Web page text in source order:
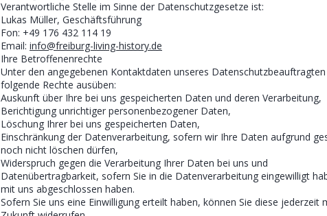
Verantwortliche Stelle im Sinne der Datenschutzgesetze ist:
Lukas Müller, Geschäftsführung
Fon: +49 176 432 114 19
Email: info@freiburg-living-history.de
Ihre Betroffenenrechte
Unter den angegebenen Kontaktdaten unseres
folgende Rechte ausüben:
Auskunft über Ihre bei uns gespeicherten Daten und deren Verarbeitung,
Berichtigung unrichtiger personenbezogener Daten,
Löschung Ihrer bei uns gespeicherten Daten,
Einschränkung der Datenverarbeitung, sofern wir Ihre Daten aufgrund
noch nicht löschen dürfen,
Widerspruch gegen die Verarbeitung Ihrer Daten bei uns und
Datenübertragbarkeit, sofern Sie in die Datenverarbeitung eingewilligt
mit uns abgeschlossen haben.
Sofern Sie uns eine Einwilligung erteilt haben, können Sie diese jederzeit